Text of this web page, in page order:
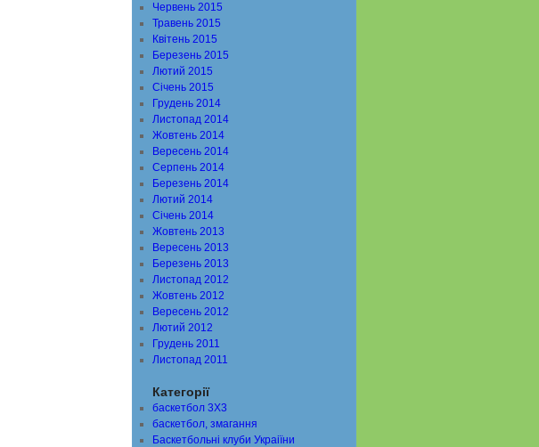
Червень 2015
Травень 2015
Квітень 2015
Березень 2015
Лютий 2015
Січень 2015
Грудень 2014
Листопад 2014
Жовтень 2014
Вересень 2014
Серпень 2014
Березень 2014
Лютий 2014
Січень 2014
Жовтень 2013
Вересень 2013
Березень 2013
Листопад 2012
Жовтень 2012
Вересень 2012
Лютий 2012
Грудень 2011
Листопад 2011
Категорії
баскетбол 3Х3
баскетбол, змагання
Баскетбольні клуби Украіїни